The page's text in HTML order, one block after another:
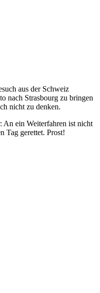
aus der Schweiz
nach Strasbourg zu bringen
nicht zu denken.
An ein Weiterfahren ist nicht
Tag gerettet. Prost!